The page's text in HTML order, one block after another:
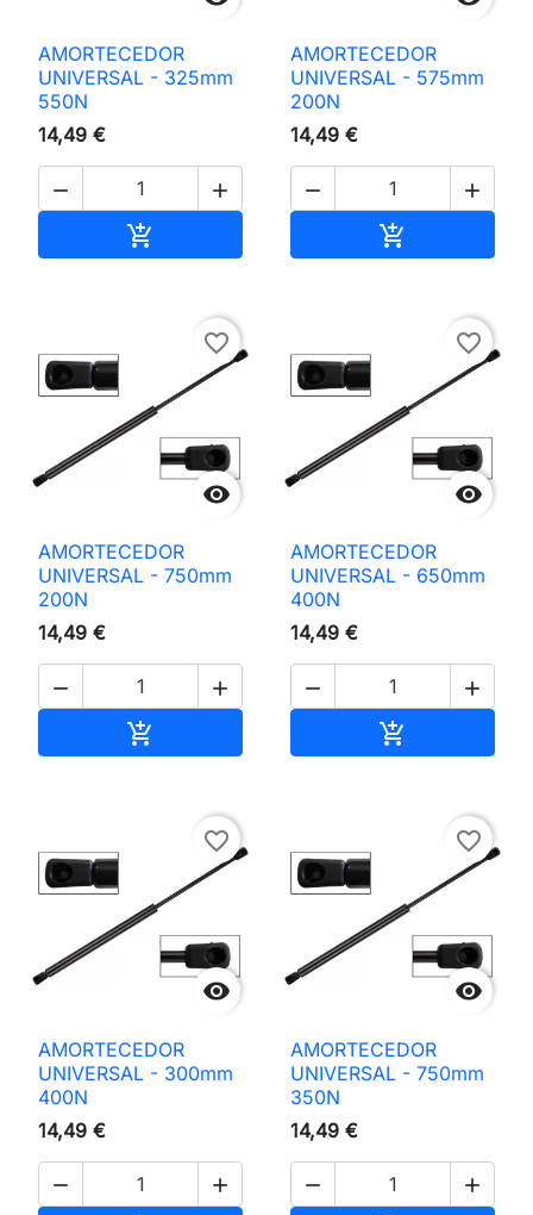
AMORTECEDOR
UNIVERSAL - 325mm
550N
14,49 €
 

AMORTECEDOR
UNIVERSAL - 575mm
200N
14,49 €
 


favorite_border
AMORTECEDOR
UNIVERSAL - 750mm
200N
14,49 €
 


favorite_border
AMORTECEDOR
UNIVERSAL - 650mm
400N
14,49 €
 


favorite_border
AMORTECEDOR
UNIVERSAL - 300mm
400N
14,49 €
 

favorite_border
AMORTECEDOR
UNIVERSAL - 750mm
350N
14,49 €
 